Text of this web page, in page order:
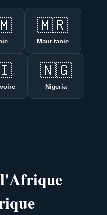
🇲🇷
Mauritanie
🇳🇬
Nigeria